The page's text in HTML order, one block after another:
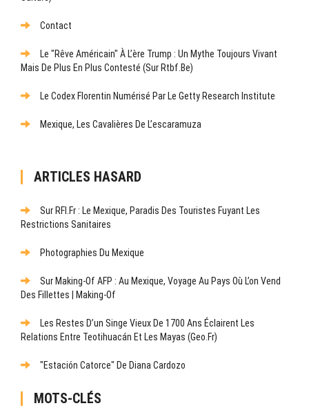
Contact
Le "rêve Américain" À L’ère Trump : Un Mythe Toujours Vivant
Mais De Plus En Plus Contesté (sur Rtbf.be)
Le Codex Florentin Numérisé Par Le Getty Research Institute
Mexique, Les Cavalières De L’escaramuza
ARTICLES HASARD
Sur RFI.fr : Le Mexique, Paradis Des Touristes Fuyant Les
Restrictions Sanitaires
Photographies Du Mexique
Sur Making-Of AFP : Au Mexique, Voyage Au Pays Où L’on Vend
Des Fillettes | Making-Of
Les Restes D’un Singe Vieux De 1700 Ans Éclairent Les
Relations Entre Teotihuacán Et Les Mayas (Geo.fr)
"Estación Catorce" De Diana Cardozo
MOTS-CLÉS